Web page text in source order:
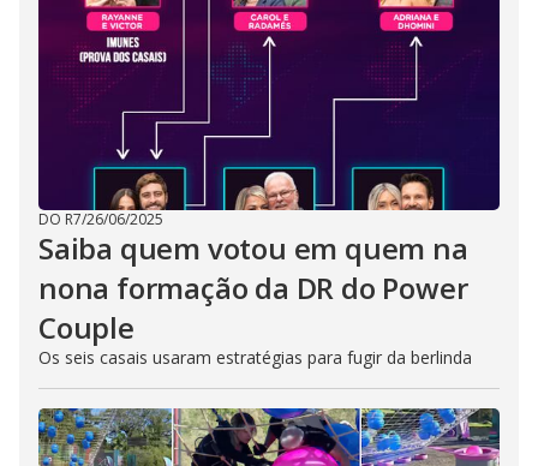
DO R7/26/06/2025
Saiba quem votou em quem na
nona formação da DR do Power
Couple
Os seis casais usaram estratégias para fugir da berlinda